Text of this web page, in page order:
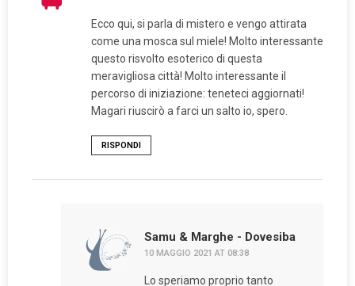
Ecco qui, si parla di mistero e vengo attirata
come una mosca sul miele! Molto interessante
questo risvolto esoterico di questa
meravigliosa città! Molto interessante il
percorso di iniziazione: teneteci aggiornati!
Magari riuscirò a farci un salto io, spero.
RISPONDI
Samu & Marghe - Dovesiba
10 MAGGIO 2021 AT 08:38
Lo speriamo proprio tanto